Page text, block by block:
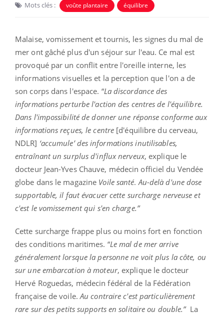
Mots clés : voûte plantaire équilibre
Malaise, vomissement et tournis, les signes du mal de
mer ont gâché plus d'un séjour sur l'eau. Ce mal est
provoqué par un conflit entre l'oreille interne, les
informations visuelles et la perception que l'on a de
son corps dans l'espace. “La discordance des
informations perturbe l'action des centres de l'équilibre.
Dans l'impossibilité de donner une réponse conforme aux
informations reçues, le centre [d'équilibre du cerveau,
NDLR] ‘accumule’ des informations inutilisables,
entraînant un surplus d'influx nerveux, explique le
docteur Jean-Yves Chauve, médecin officiel du Vendée
globe dans le magazine Voile santé.Au-delà d'une dose
supportable, il faut évacuer cette surcharge nerveuse et
c'est le vomissement qui s'en charge.”
Cette surcharge frappe plus ou moins fort en fonction
des conditions maritimes. “Le mal de mer arrive
généralement lorsque la personne ne voit plus la côte, ou
sur une embarcation à moteur, explique le docteur
Hervé Roguedas, médecin fédéral de la Fédération
française de voile. Au contraire c'est particulièrement
rare sur des petits supports en solitaire ou double.” La